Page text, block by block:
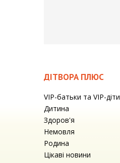
ДІТВОРА ПЛЮС
VIP-батьки та VIP-діти
Дитина
Здоров'я
Немовля
Родина
Цікаві новини